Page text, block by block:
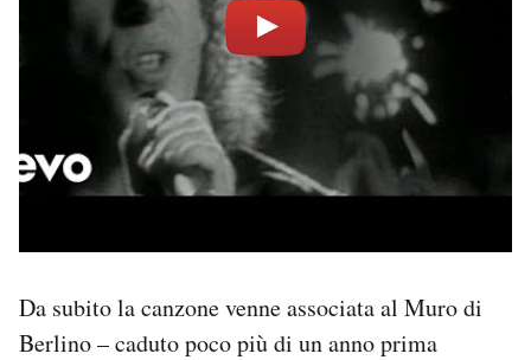
Da subito la canzone venne associata al Muro di
Berlino – caduto poco più di un anno prima